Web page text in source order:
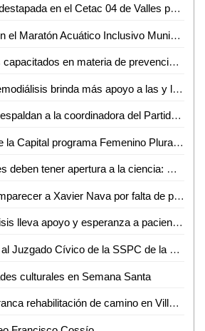
Alcantarilla de CFE destapada en el Cetac 04 de Valles pone en riesgo para la comunidad estudiantil
Gran participación en el Maratón Acuático Inclusivo Municipal curso corto 2024, organizado por el Gobierno de la Capital
Más de 280 jóvenes capacitados en materia de prevención, en coordinación entre la SSPC de la Capital y la Delegación de Bocas
Unidad estatal de hemodiálisis brinda más apoyo a las y los potosinos
GPPVEM y GPPT respaldan a la coordinadora del Partido Verde y al próximo presidente de la directiva del Congreso Del Estado
Prepara Gobierno de la Capital programa Femenino Plural, la mujer en el arte y la cultura
Niñas y adolescentes deben tener apertura a la ciencia: Dra. Sofía Bernal, investigadora de la Facultad de Medicina de la UASLP
Podrían llamar a comparecer a Xavier Nava por falta de pago del Interapas a CEA
Unidad de hemodiálisis lleva apoyo y esperanza a pacientes en SLP
CNDH realiza visita al Juzgado Cívico de la SSPC de la Capital
culturales en Semana Santa
Ricardo Gallardo arranca rehabilitación de camino en Villa de Reyes